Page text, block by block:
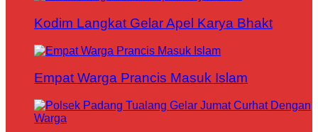
Kodim Langkat Gelar Apel Karya Bhakt
Empat Warga Prancis Masuk Islam